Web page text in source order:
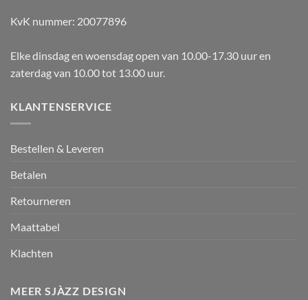
KvK nummer: 20077896
Elke dinsdag en woensdag open van 10.00-17.30 uur en
zaterdag van 10.00 tot 13.00 uur.
KLANTENSERVICE
Bestellen & Leveren
Betalen
Retourneren
Maattabel
Klachten
MEER SJÀZZ DESIGN